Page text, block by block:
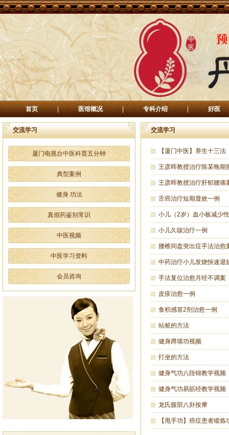
首页 | 医馆概况 | 专科介绍 | 好医
交流学习
厦门电视台中医科普五分钟
典型案例
健身.功法
真假药鉴别常识
中医视频
中医学习资料
会员咨询
交流学习
【厦门中医】养生十三法
王彦晖教授治疗陈某晚期
王彦晖教授治疗肝郁腰痛
舌癌治疗短期显效一例
小儿（2岁）血小板减少
小儿久咳治疗一例
腰椎间盘突出症手法治愈
中药治疗小儿发烧快速退
手法复位治愈月经不调案
皮疹治愈一例
食积感冒2剂治愈一例
站桩的方法
健身蹲墙功视频
打坐的方法
健身气功八段锦教学视频
健身气功易筋经教学视频
龙氏腹部八卦按摩
【甩手功】癌症患者锻炼